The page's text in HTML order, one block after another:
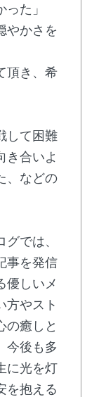
た」
やかさを
頂き、希
して困難
き合いよ
、などの
では、
事を発信
優しいメ
方やスト
の癒しと
今後も多
に光を灯
を抱える